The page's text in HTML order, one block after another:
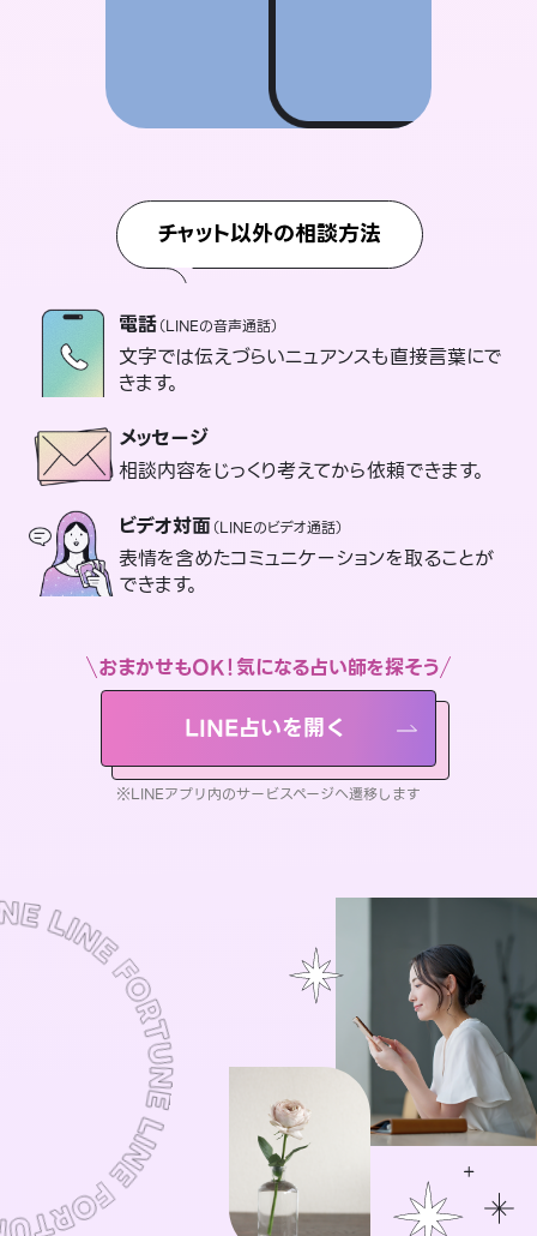
チャット以外の相談方法
電話（LINEの音声通話）
文字では伝えづらいニュアンスも直接言葉にで
きます。
メッセージ
相談内容をじっくり考えてから依頼できます。
ビデオ対面（LINEのビデオ通話）
表情を含めたコミュニケーションを取ることが
できます。
おまかせもOK！気になる占い師を探そう
LINE占いを開く
※LINEアプリ内のサービスページへ遷移します